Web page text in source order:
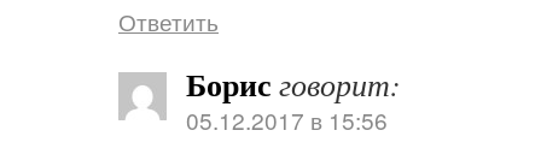
Ответить
Борис говорит:
05.12.2017 в 15:56